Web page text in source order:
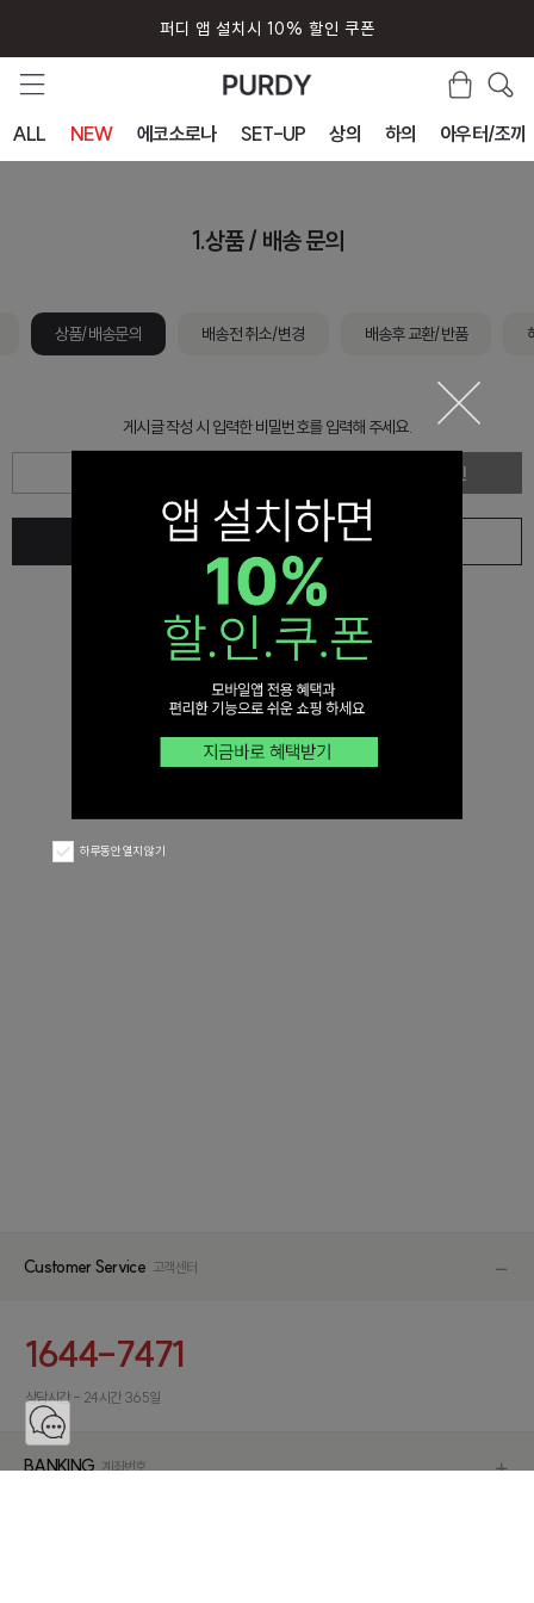
퍼디 앱 설치시 10% 할인 쿠폰
ALL NEW 에코소로나 SET-UP 상의 하의 아우터/조끼
1.상품 / 배송 문의
상품/배송문의 배송전 취소/변경 배송후 교환/반품
게시글 작성 시 입력한 비밀번호를 입력해 주세요.
확인
Customer Service 고객센터
1644-7471
상담시간 - 24시간 365일
BANKING 계좌번호
하루동안 열지 않기